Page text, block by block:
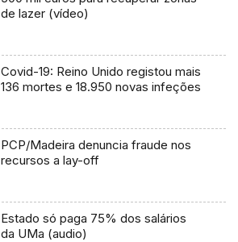
de lazer (vídeo)
Covid-19: Reino Unido registou mais
136 mortes e 18.950 novas infeções
PCP/Madeira denuncia fraude nos
recursos a lay-off
Estado só paga 75% dos salários
da UMa (audio)